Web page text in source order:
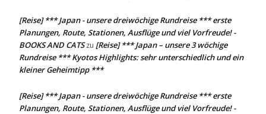
[Reise] *** Japan - unsere dreiwöchige Rundreise *** erste
Planungen, Route, Stationen, Ausflüge und viel Vorfreude! -
BOOKS AND CATSzu [Reise] *** Japan – unsere 3 wöchige
Rundreise *** Kyotos Highlights: sehr unterschiedlich und ein
kleiner Geheimtipp ***
[Reise] *** Japan - unsere dreiwöchige Rundreise *** erste
Planungen, Route, Stationen, Ausflüge und viel Vorfreude! -